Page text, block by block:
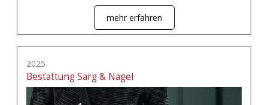
mehr erfahren
2025
Bestattung Sarg & Nagel